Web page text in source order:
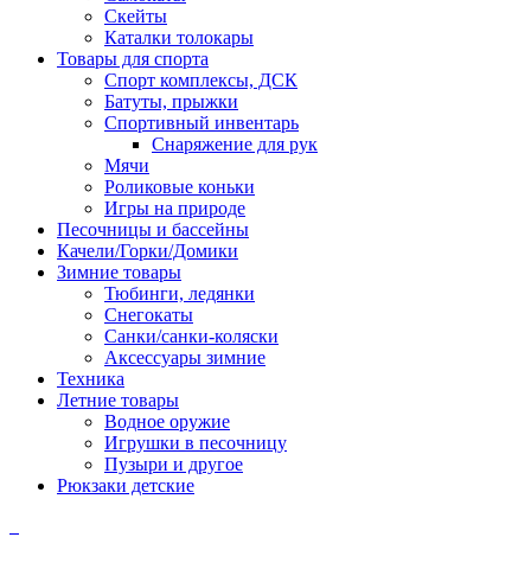
Скейты
Каталки толокары
Товары для спорта
Спорт комплексы, ДСК
Батуты, прыжки
Спортивный инвентарь
Снаряжение для рук
Мячи
Роликовые коньки
Игры на природе
Песочницы и бассейны
Качели/Горки/Домики
Зимние товары
Тюбинги, ледянки
Снегокаты
Санки/санки-коляски
Аксессуары зимние
Техника
Летние товары
Водное оружие
Игрушки в песочницу
Пузыри и другое
Рюкзаки детские